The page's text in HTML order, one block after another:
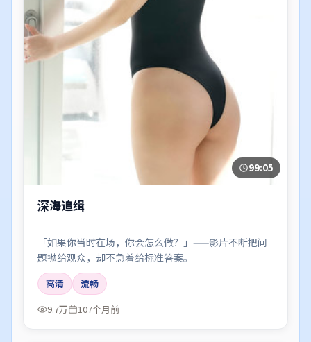
99:05
深海追缉
「如果你当时在场，你会怎么做？」——影片不断把问
题抛给观众，却不急着给标准答案。
高清
流畅
9.7万
107个月前